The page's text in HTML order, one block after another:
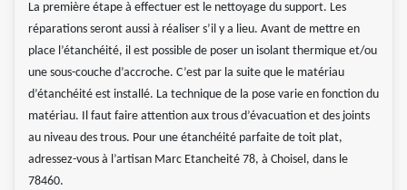
La première étape à effectuer est le nettoyage du support. Les
réparations seront aussi à réaliser s’il y a lieu. Avant de mettre en
place l’étanchéité, il est possible de poser un isolant thermique et/ou
une sous-couche d’accroche. C’est par la suite que le matériau
d’étanchéité est installé. La technique de la pose varie en fonction du
matériau. Il faut faire attention aux trous d’évacuation et des joints
au niveau des trous. Pour une étanchéité parfaite de toit plat,
adressez-vous à l’artisan Marc Etancheité 78, à Choisel, dans le
78460.